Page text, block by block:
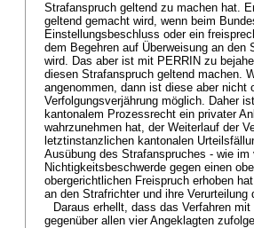
Strafanspruch geltend zu machen hat.
geltend gemacht wird, wenn beim
Einstellungsbeschluss oder ein
dem Begehren auf Überweisung an
wird. Das aber ist mit PERRIN zu
diesen Strafanspruch geltend machen.
angenommen, dann ist diese aber nicht
Verfolgungsverjährung möglich. Daher
kantonalem Prozessrecht ein privater
wahrzunehmen hat, der Weiterlauf der
letztinstanzlichen kantonalen
Ausübung des Strafanspruches - wie
Nichtigkeitsbeschwerde gegen einen
obergerichtlichen Freispruch erhoben
an den Strafrichter und ihre Verurteilung
Daraus erhellt, dass das Verfahren
gegenüber allen vier Angeklagten